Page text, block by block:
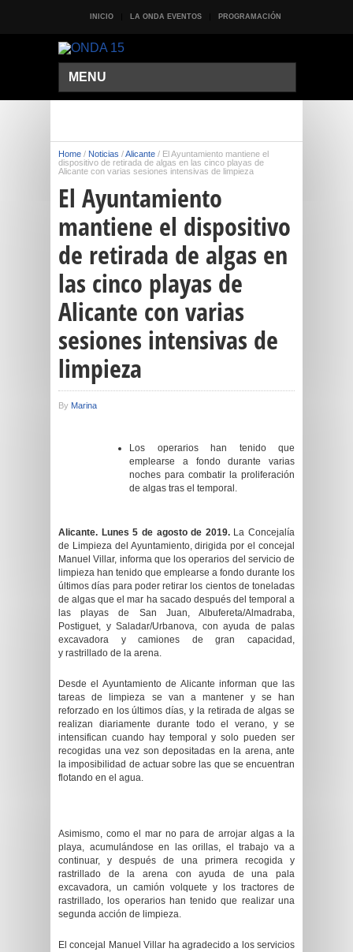
INICIO LA ONDA EVENTOS PROGRAMACIÓN
MENU
Home / Noticias /Alicante / El Ayuntamiento mantiene el
dispositivo de retirada de algas en las cinco playas de
Alicante con varias sesiones intensivas de limpieza
El Ayuntamiento
mantiene el dispositivo
de retirada de algas en
las cinco playas de
Alicante con varias
sesiones intensivas de
limpieza
By Marina
Los operarios han tenido que
emplearse a fondo durante varias
noches para combatir la proliferación
de algas tras el temporal.
Alicante. Lunes 5 de agosto de 2019.La Concejalía
de Limpieza del Ayuntamiento, dirigida por el concejal
Manuel Villar, informa que los operarios del servicio de
limpieza han tenido que emplearse a fondo durante los
últimos días para poder retirar los cientos de toneladas
de algas que el mar ha sacado después del temporal a
las playas de San Juan, Albufereta/Almadraba,
Postiguet, y Saladar/Urbanova, con ayuda de palas
excavadora y camiones de gran capacidad,
y rastrillado de la arena.
Desde el Ayuntamiento de Alicante informan que las
tareas de limpieza se van a mantener y se han
reforzado en los últimos días, y la retirada de algas se
realizan diariamente durante todo el verano, y se
intensifican cuando hay temporal y solo pueden ser
recogidas una vez son depositadas en la arena, ante
la imposibilidad de actuar sobre las que se encuentran
flotando en el agua.
Asimismo, como el mar no para de arrojar algas a la
playa, acumulándose en las orillas, el trabajo va a
continuar, y después de una primera recogida y
rastrillado de la arena con ayuda de una pala
excavadora, un camión volquete y los tractores de
rastrillado, los operarios han tenido que realizar una
segunda acción de limpieza.
El concejal Manuel Villar ha agradecido a los servicios